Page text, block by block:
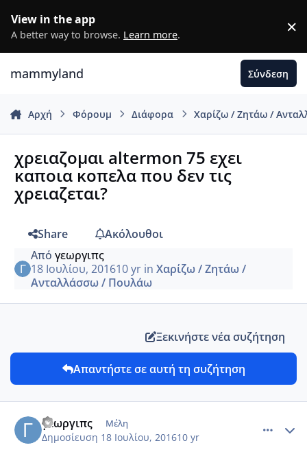
View in the app
A better way to browse. Learn more. ×
mammyland Σύνδεση
Αρχή Φόρουμ Διάφορα Χαρίζω / Ζητάω /
χρειαζομαι altermon 75 εχει
καποια κοπελα που δεν τις
χρειαζεται?
Share
Ακόλουθοι
Από γεωργιπς
18 Ιουλίου, 201610 yrin Χαρίζω / Ζητάω /
Ανταλλάσσω / Πουλάω
Ξεκινήστε νέα συζήτηση
Απαντήστε σε αυτή τη συζήτηση
γεωργιπς Μέλη
Δημοσίευση 18 Ιουλίου, 201610 yr